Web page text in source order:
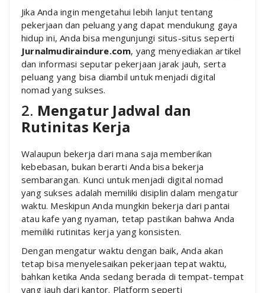
Jika Anda ingin mengetahui lebih lanjut tentang
pekerjaan dan peluang yang dapat mendukung gaya
hidup ini, Anda bisa mengunjungi situs-situs seperti
Jurnalmudiraindure.com, yang menyediakan artikel
dan informasi seputar pekerjaan jarak jauh, serta
peluang yang bisa diambil untuk menjadi digital
nomad yang sukses.
2. Mengatur Jadwal dan
Rutinitas Kerja
Walaupun bekerja dari mana saja memberikan
kebebasan, bukan berarti Anda bisa bekerja
sembarangan. Kunci untuk menjadi digital nomad
yang sukses adalah memiliki disiplin dalam mengatur
waktu. Meskipun Anda mungkin bekerja dari pantai
atau kafe yang nyaman, tetap pastikan bahwa Anda
memiliki rutinitas kerja yang konsisten.
Dengan mengatur waktu dengan baik, Anda akan
tetap bisa menyelesaikan pekerjaan tepat waktu,
bahkan ketika Anda sedang berada di tempat-tempat
yang jauh dari kantor. Platform seperti